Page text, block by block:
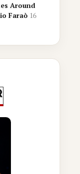
Around
Faraò 16